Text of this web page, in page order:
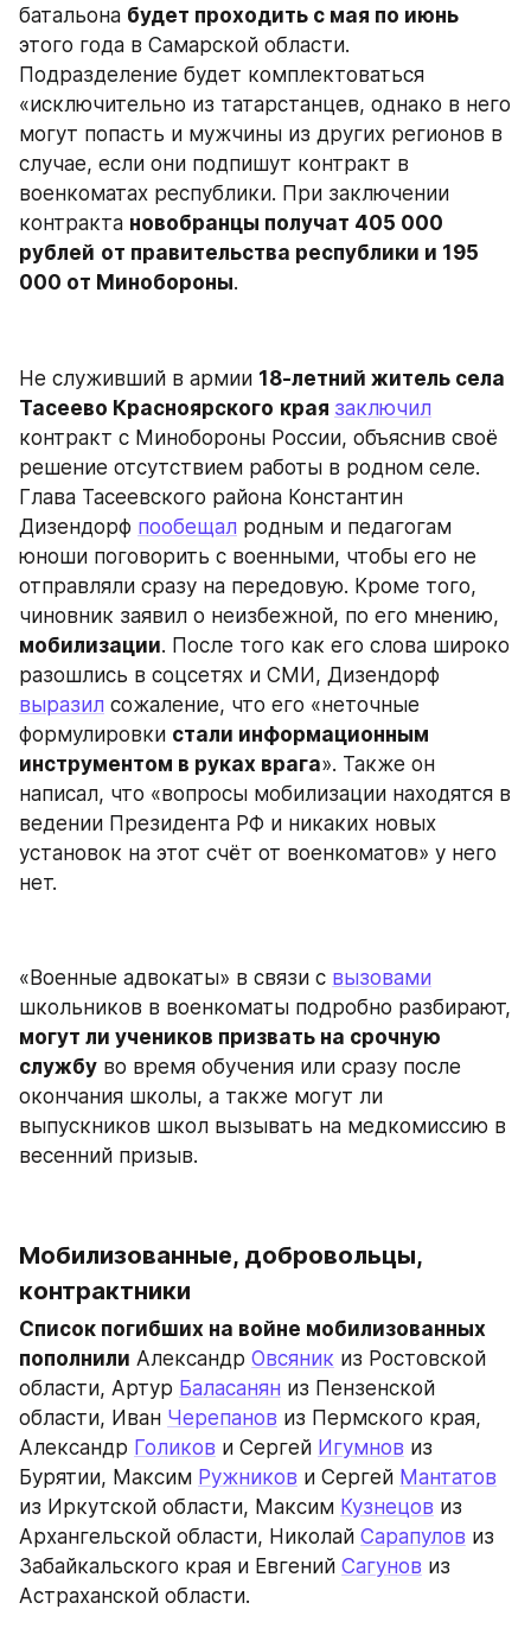
батальона будет проходить с мая по июнь
этого года в Самарской области.
Подразделение будет комплектоваться
«исключительно из татарстанцев, однако в него
могут попасть и мужчины из других регионов в
случае, если они подпишут контракт в
военкоматах республики. При заключении
контракта новобранцы получат 405 000
рублей от правительства республики и 195
000 от Минобороны.
Не служивший в армии 18-летний житель села
Тасеево Красноярского края заключил
контракт с Минобороны России, объяснив своё
решение отсутствием работы в родном селе.
Глава Тасеевского района Константин
Дизендорф пообещал родным и педагогам
юноши поговорить с военными, чтобы его не
отправляли сразу на передовую. Кроме того,
мобилизации. После того как его слова широко
выразил сожаление, что его «неточные
формулировки стали информационным
инструментом в руках врага». Также он
написал, что «вопросы мобилизации находятся в
ведении Президента РФ и никаких новых
установок на этот счёт от военкоматов» у него
нет.
«Военные адвокаты» в связи с вызовами
могут ли учеников призвать на срочную
службу во время обучения или сразу после
окончания школы, а также могут ли
выпускников школ вызывать на медкомиссию в
весенний призыв.
Мобилизованные, добровольцы,
контрактники
Список погибших на войне мобилизованных
пополнили Александр Овсяник из Ростовской
области, Артур Баласанян из Пензенской
области, Иван Черепанов из Пермского края,
Александр Голиков и Сергей Игумнов из
Бурятии, Максим Ружников и Сергей Мантатов
из Иркутской области, Максим Кузнецов из
Архангельской области, Николай Сарапулов из
Забайкальского края и Евгений Сагунов из
Астраханской области.